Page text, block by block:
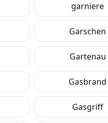
garniere
Garschen
Gartenau
Gasbrand
Gasgriff